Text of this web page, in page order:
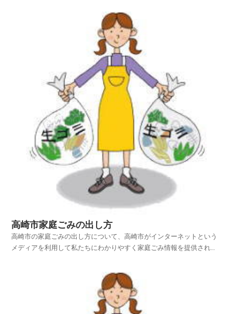
ジを探し、桐生市の家庭ごみの出し方を項目別に紹介しておりますの
でご活用いただければ幸いです。平成25年4月1日から...
高崎市家庭ごみの出し方
高崎市の家庭ごみの出し方について、高崎市がインターネットという
メディアを利用して私たちにわかりやすく家庭ごみ情報を提供されて
ジを探し、高崎市の家庭ごみの出し方を項目別に紹介しておりますの
でご活用いただければ幸いです。平成25年4月1日から...